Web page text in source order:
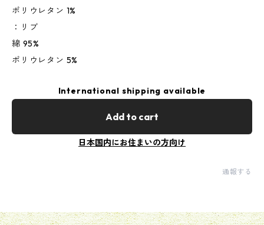
ポリウレタン 1%
：リブ
綿 95%
ポリウレタン 5%
International shipping available
Add to cart
日本国内にお住まいの方向け
通報する